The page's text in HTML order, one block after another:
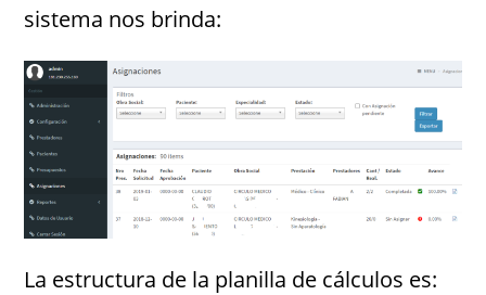
sistema nos brinda:
La estructura de la planilla de cálculos es: